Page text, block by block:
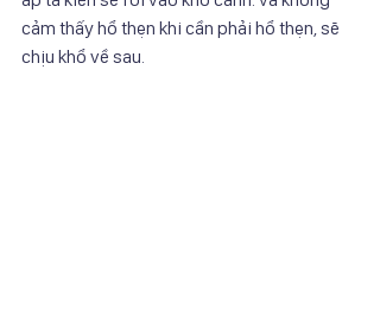
cảm thấy hổ thẹn khi cần phải hổ thẹn, sẽ
chịu khổ về sau.